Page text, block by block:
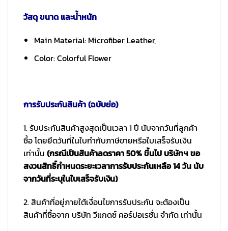
วัสดุ ขนาด และน้ำหนัก
Main Material: Microfiber Leather,
Color: Colorful Flower
การรับประกันสินค้า (ฉบับย่อ)
1. รับประกันสินค้าสูงสุดเป็นเวลา 1 ปี นับจากวันที่ลูกค้า
ซื้อ โดยยึดวันที่ในใบกำกับภาษีขายหรือใบเสร็จรับเงิน
เท่านั้น (กรณีเป็นสินค้าลดราคา 50% ขึ้นไป บริษัทฯ ขอ
สงวนสิทธิ์กำหนดระยะเวลาการรับประกันเหลือ 14 วัน นับ
จากวันที่ระบุในใบเสร็จรับเงิน)
2. สินค้าที่อยู่ภายใต้เงื่อนไขการรับประกัน จะต้องเป็น
สินค้าที่ซื้อจาก บริษัท วีแกดซ์ คอร์ปอเรชั่น จำกัด เท่านั้น